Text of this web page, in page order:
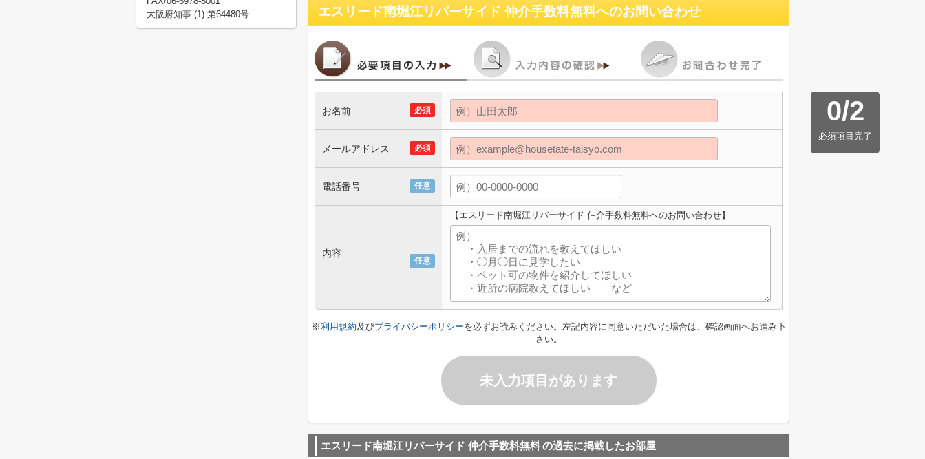
エスリード南堀江リバーサイド 仲介手数料無料へのお問い合わせ
0/2
必須項目完了
必須
お名前
必須
メールアドレス
任意
電話番号
任意
内容
【エスリード南堀江リバーサイド 仲介手数料無料へのお問い合わせ】
※利用規約及びプライバシーポリシーを必ずお読みください。左記内容に同意いただいた場合は、確認画面へお進み下
さい。
未入力項目があります
エスリード南堀江リバーサイド 仲介手数料無料の過去に掲載したお部屋
大阪府知事 (1) 第64480号